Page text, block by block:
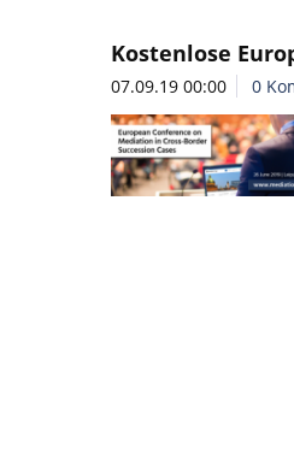
Kostenlose
07.09.19 00:00 0